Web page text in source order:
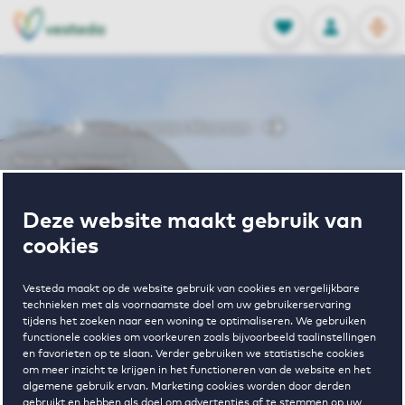
Deze website maakt gebruik van
cookies
Vesteda maakt op de website gebruik van cookies en vergelijkbare
technieken met als voornaamste doel om uw gebruikerservaring
tijdens het zoeken naar een woning te optimaliseren. We gebruiken
functionele cookies om voorkeuren zoals bijvoorbeeld taalinstellingen
en favorieten op te slaan. Verder gebruiken we statistische cookies
om meer inzicht te krijgen in het functioneren van de website en het
algemene gebruik ervan. Marketing cookies worden door derden
FAVORIETEN
Opgeslagen
INLOGGEN
NL
EN
Home Huurwoningen Maarssen
Wonen in
Nieuw
Vechtevoort